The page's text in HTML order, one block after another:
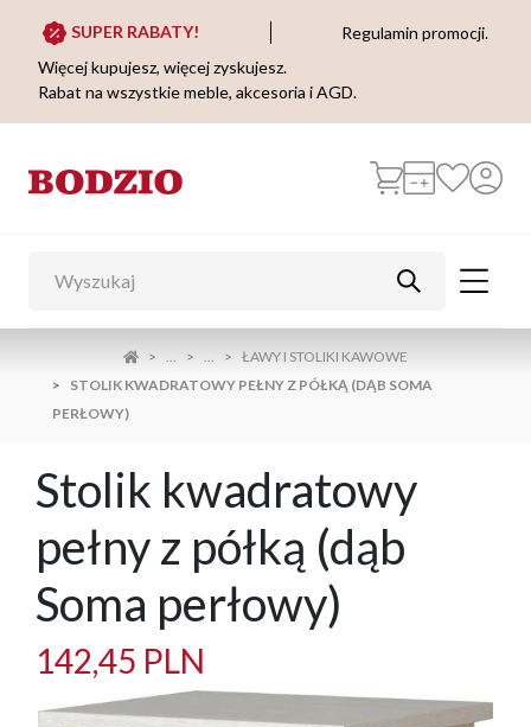
SUPER RABATY!
Regulamin promocji.
Więcej kupujesz, więcej zyskujesz.
Rabat na wszystkie meble, akcesoria i AGD.
... ...
ŁAWY I STOLIKI KAWOWE
STOLIK KWADRATOWY PEŁNY Z PÓŁKĄ (DĄB SOMA
PERŁOWY)
Stolik kwadratowy
pełny z półką (dąb
Soma perłowy)
142,45 PLN